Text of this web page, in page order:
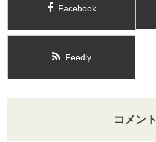
Facebook
Feedly
コメント